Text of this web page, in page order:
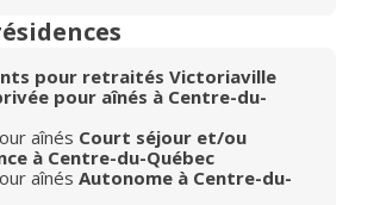
pour retraités Victoriaville
pour aînés à Centre-du-
aînés Court séjour et/ou
à Centre-du-Québec
aînés Autonome à Centre-du-